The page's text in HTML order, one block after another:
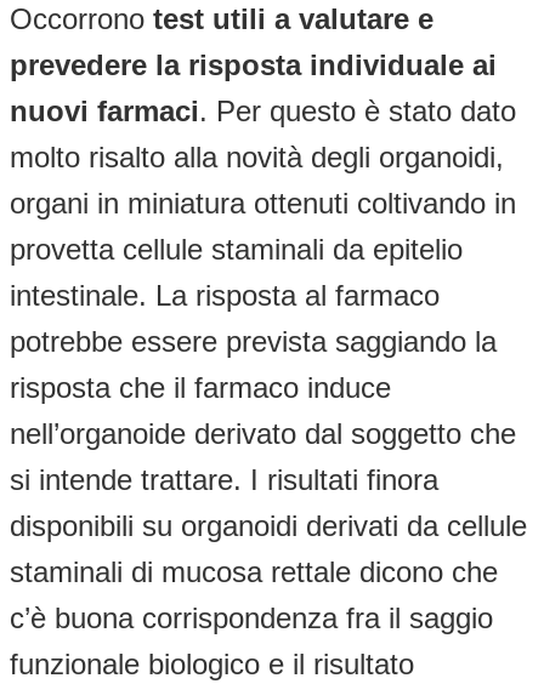
Occorrono test utili a valutare e
prevedere la risposta individuale ai
nuovi farmaci. Per questo è stato dato
molto risalto alla novità degli organoidi,
organi in miniatura ottenuti coltivando in
provetta cellule staminali da epitelio
intestinale. La risposta al farmaco
potrebbe essere prevista saggiando la
risposta che il farmaco induce
nell’organoide derivato dal soggetto che
si intende trattare. I risultati finora
disponibili su organoidi derivati da cellule
staminali di mucosa rettale dicono che
c’è buona corrispondenza fra il saggio
funzionale biologico e il risultato